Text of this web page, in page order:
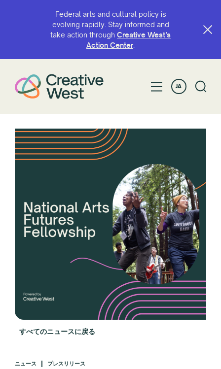
Federal arts and cultural policy is
evolving rapidly. Stay informed and
take action through Creative West’s
Action Center.
JA
すべてのニュースに戻る
ニュース プレスリリース